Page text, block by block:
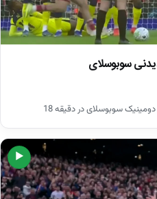
سوبوسلای
سوبوسلای در دقیقه 18
▶